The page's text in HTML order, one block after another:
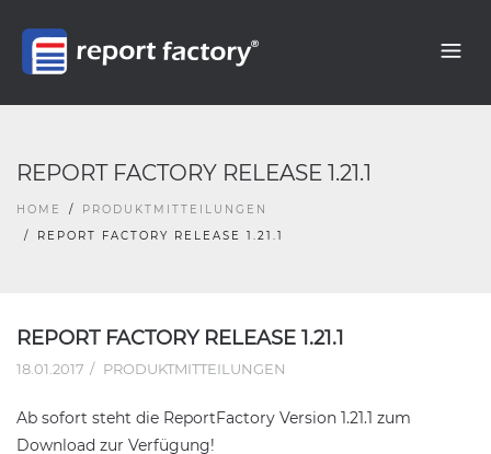
REPORT FACTORY RELEASE 1.21.1
HOME
PRODUKTMITTEILUNGEN
REPORT FACTORY RELEASE 1.21.1
REPORT FACTORY RELEASE 1.21.1
18.01.2017 PRODUKTMITTEILUNGEN
Ab sofort steht die ReportFactory Version 1.21.1 zum
Download zur Verfügung!